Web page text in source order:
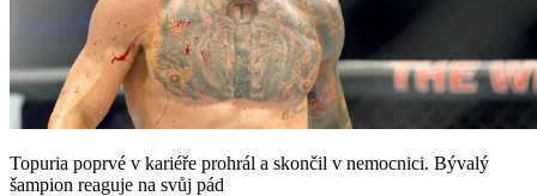
Topuria poprvé v kariéře prohrál a skončil v nemocnici. Bývalý
šampion reaguje na svůj pád